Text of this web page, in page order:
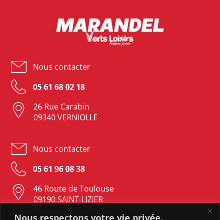
Nous respectons votre vie privée.
Nous contacter
05 61 68 02 18
26 Rue Carabin
09340 VERNIOLLE
Nous contacter
05 61 96 08 38
46 Route de Toulouse
09190 SAINT-LIZIER